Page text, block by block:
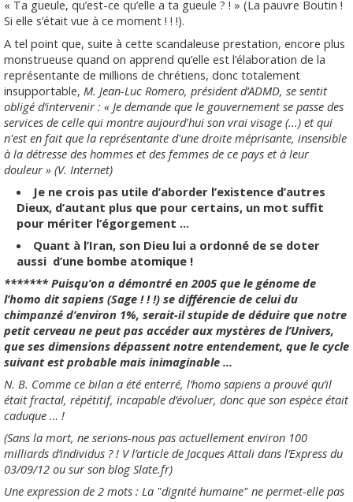
« Ta gueule, qu’est-ce qu’elle a ta gueule ? ! » (La pauvre Boutin !
Si elle s’était vue à ce moment ! ! !).
A tel point que, suite à cette scandaleuse prestation, encore plus
monstrueuse quand on apprend qu’elle est l’élaboration de la
représentante de millions de chrétiens, donc totalement
insupportable, M. Jean-Luc Romero, président d’ADMD, se sentit
obligé d’intervenir : « Je demande que le gouvernement se passe des
services de celle qui montre aujourd'hui son vrai visage (...) et qui
n'est en fait que la représentante d'une droite méprisante, insensible
à la détresse des hommes et des femmes de ce pays et à leur
douleur » (V. Internet)
Je ne crois pas utile d’aborder l’existence d’autres
Dieux, d’autant plus que pour certains, un mot suffit
pour mériter l’égorgement …
Quant à l’Iran, son Dieu lui a ordonné de se doter
aussi d’une bombe atomique !
******* Puisqu’on a démontré en 2005 que le génome de
l’homo dit sapiens (Sage ! ! !) se différencie de celui du
chimpanzé d’environ 1%, serait-il stupide de déduire que notre
petit cerveau ne peut pas accéder aux mystères de l’Univers,
que ses dimensions dépassent notre entendement, que le cycle
suivant est probable mais inimaginable …
N. B. Comme ce bilan a été enterré, l’homo sapiens a prouvé qu’il
était fractal, répétitif, incapable d’évoluer, donc que son espèce était
caduque … !
(Sans la mort, ne serions-nous pas actuellement environ 100
milliards d’individus ? ! V l’article de Jacques Attali dans l’Express du
03/09/12 ou sur son blog Slate.fr)
Une expression de 2 mots : La "dignité humaine" ne permet-elle pas